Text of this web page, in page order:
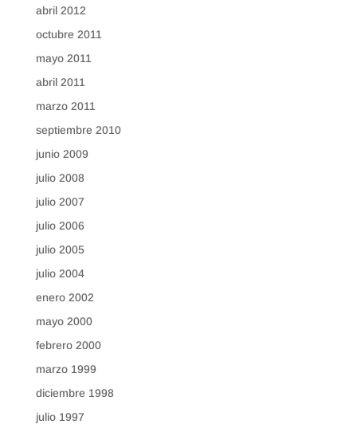
abril 2012
octubre 2011
mayo 2011
abril 2011
marzo 2011
septiembre 2010
junio 2009
julio 2008
julio 2007
julio 2006
julio 2005
julio 2004
enero 2002
mayo 2000
febrero 2000
marzo 1999
diciembre 1998
julio 1997